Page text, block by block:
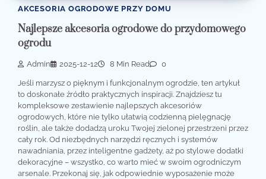
AKCESORIA OGRODOWE PRZY DOMU
Najlepsze akcesoria ogrodowe do przydomowego
ogrodu
Admin 2025-12-12 8 Min Read 0
Jeśli marzysz o pięknym i funkcjonalnym ogrodzie, ten artykuł
to doskonałe źródło praktycznych inspiracji. Znajdziesz tu
kompleksowe zestawienie najlepszych akcesoriów
ogrodowych, które nie tylko ułatwią codzienną pielęgnację
roślin, ale także dodadzą uroku Twojej zielonej przestrzeni przez
cały rok. Od niezbędnych narzędzi ręcznych i systemów
nawadniania, przez inteligentne gadżety, aż po stylowe dodatki
dekoracyjne – wszystko, co warto mieć w swoim ogrodniczym
arsenale. Przekonaj się, jak odpowiednie wyposażenie może